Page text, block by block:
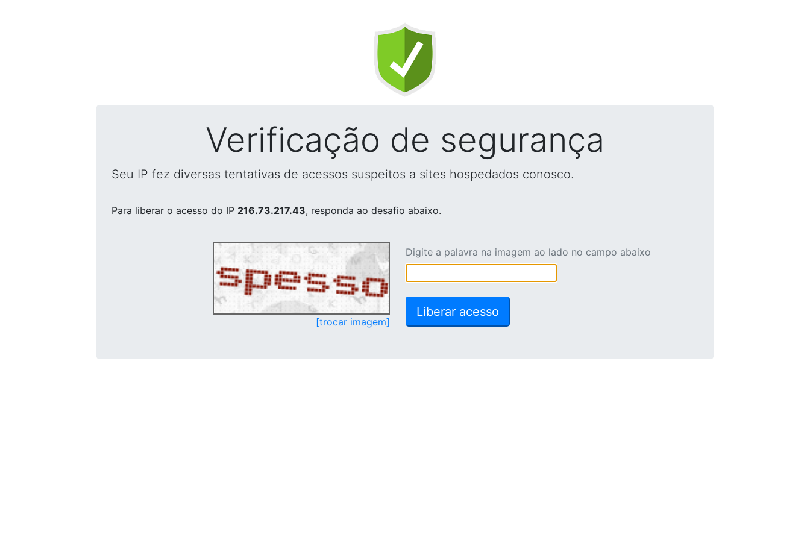
Verificação de segurança
Seu IP fez diversas tentativas de acessos suspeitos a sites hospedados conosco.
Para liberar o acesso do IP 216.73.217.43, responda ao desafio abaixo.
[trocar imagem]
Digite a palavra na imagem ao lado no campo abaixo